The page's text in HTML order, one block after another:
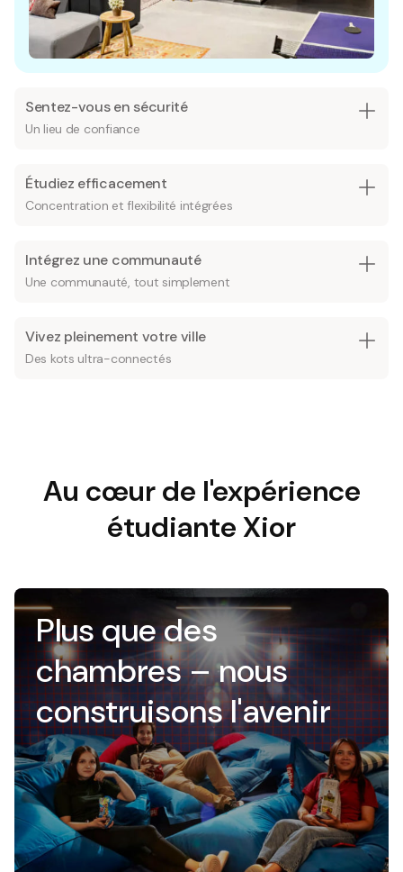
Sentez-vous en sécurité
Un lieu de confiance
Étudiez efficacement
Concentration et flexibilité intégrées
Intégrez une communauté
Une communauté, tout simplement
Vivez pleinement votre ville
Des kots ultra-connectés
Au cœur de l'expérience
étudiante Xior
Plus que des
chambres – nous
construisons l'avenir